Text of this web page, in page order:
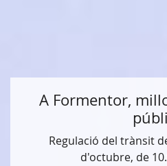
A Formentor,
Regulació del trànsit
d'octubre, de